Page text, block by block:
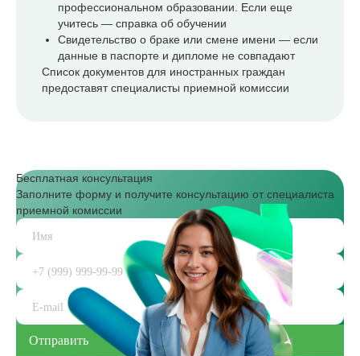
профессиональном образовании. Если еще
учитесь — справка об обучении
Свидетельство о браке или смене имени — если
данные в паспорте и дипломе не совпадают
Список документов для иностранных граждан
предоставят специалисты приемной комиссии
Бесплатная консультация
Заполните форму и получите консультацию от специалиста
приемной комиссии